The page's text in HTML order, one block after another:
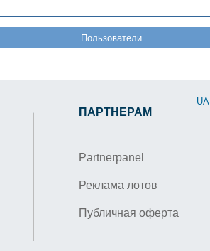
Пользователи
ПАРТНЕРАМ
Partnerpanel
Реклама лотов
Публичная оферта
UA